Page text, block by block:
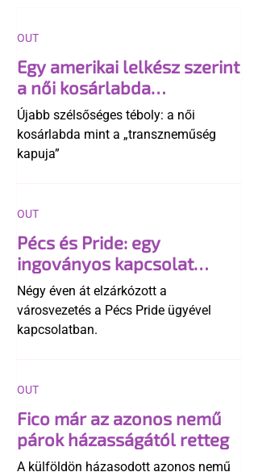
Egy amerikai lelkész szerint
a női kosárlabda
transzneműséghez vezet
Újabb szélsőséges téboly: a női
kosárlabda mint a „transzneműség
kapuja”
OUT
Pécs és Pride: egy
ingoványos kapcsolat
története
Négy éven át elzárkózott a
városvezetés a Pécs Pride ügyével
kapcsolatban.
OUT
Fico már az azonos nemű
párok házasságától retteg
A külföldön házasodott azonos nemű
OUT